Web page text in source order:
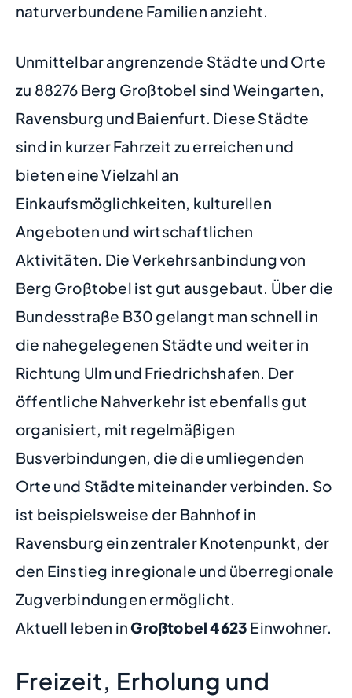
naturverbundene Familien anzieht.
Unmittelbar angrenzende Städte und Orte
zu 88276 Berg Großtobel sind Weingarten,
Ravensburg und Baienfurt. Diese Städte
sind in kurzer Fahrzeit zu erreichen und
bieten eine Vielzahl an
Einkaufsmöglichkeiten, kulturellen
Angeboten und wirtschaftlichen
Aktivitäten. Die Verkehrsanbindung von
Berg Großtobel ist gut ausgebaut. Über die
Bundesstraße B30 gelangt man schnell in
die nahegelegenen Städte und weiter in
Richtung Ulm und Friedrichshafen. Der
öffentliche Nahverkehr ist ebenfalls gut
organisiert, mit regelmäßigen
Busverbindungen, die die umliegenden
Orte und Städte miteinander verbinden. So
ist beispielsweise der Bahnhof in
Ravensburg ein zentraler Knotenpunkt, der
den Einstieg in regionale und überregionale
Zugverbindungen ermöglicht.
Aktuell leben inGroßtobel4623 Einwohner.
Freizeit, Erholung und